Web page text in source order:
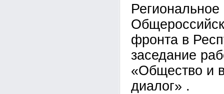
Региональное
фронта в
заседание
«Общество и
диалог» .